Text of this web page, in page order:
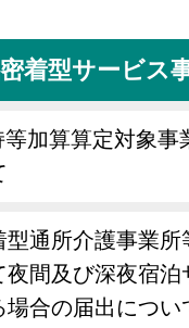
着型サービス
加算算定対象事
型通所介護事業所
夜間及び深夜宿泊
場合の届出につい